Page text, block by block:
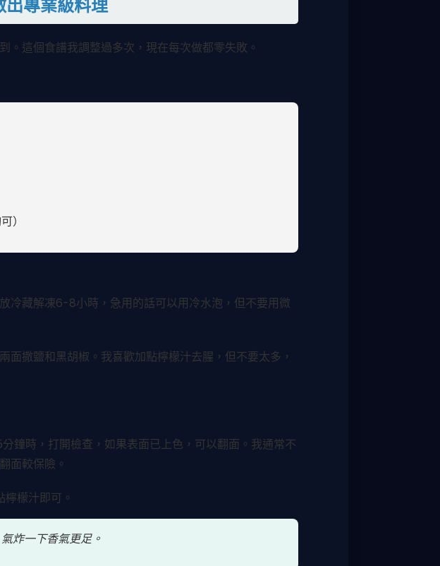
出專業級料理
。這個食譜我調整過多次，現在每次做都零失敗。
）
冷藏解凍6-8小時，急用的話可以用冷水泡，但不要用微
撒鹽和黑胡椒。我喜歡加點檸檬汁去腥，但不要太多，
鐘時，打開檢查，如果表面已上色，可以翻面。我通常不
面較保險。
檬汁即可。
炸一下香氣更足。